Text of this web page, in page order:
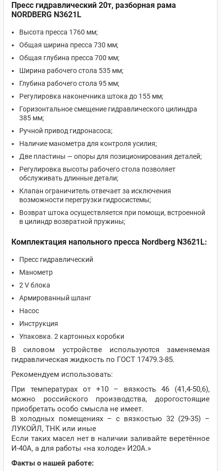
Пресс гидравлический 20т, разборная рама
NORDBERG N3621L
Высота пресса 1760 мм;
Общая ширина пресса 730 мм;
Общая глубина пресса 700 мм;
Ширина рабочего стола 535 мм;
Глубина рабочего стола 95 мм;
Регулировка наконечника штока до 155 мм;
Горизонтальное смещение гидравлического цилиндра
385 мм;
Ручной привод гидронасоса;
Наличие манометра для контроля усилия;
Две пластины — опоры для позиционирования деталей;
Регулировка высоты рабочего стола позволяет
обслуживать длинные детали;
Клапан ограничитель отвечает за исключения
возможности перегрузки гидросистемы;
Возврат штока осуществляется при помощи, встроенной
в цилиндр возвратной пружины;
Комплектация напольного пресса Nordberg N3621L:
Пресс гидравлический
Манометр
2 V блока
Армированный шланг
Насос
Инструкция
Упаковка. 2 картонных коробки
В силовом устройстве используются заменяемая
гидравлическая жидкость по ГОСТ 17479.3-85.
Рекомендуем использовать:
При температурах от +10 – вязкость 46 (41,4-50,6),
можно российского производства, дорогостоящие
приобретать особо смысла не имеет.
В холодных помещениях – с вязкостью 32 (29-35) –
ЛУКОЙЛ, ТНК или иные
Если таких масел нет в наличии заливайте веретённое
И-40А, а для работы «на холоде» И20А.»
Факты о нашей работе: